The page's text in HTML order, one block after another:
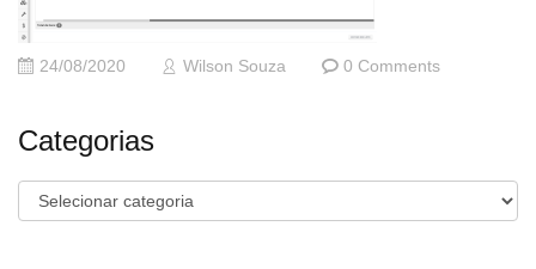
24/08/2020 Wilson Souza 0 Comments
Categorias
Categorias